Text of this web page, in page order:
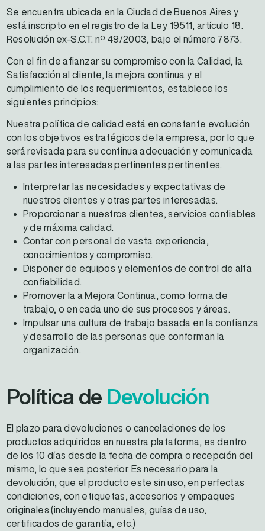
Se encuentra ubicada en la Ciudad de Buenos Aires y
está inscripto en el registro de la Ley 19511, artículo 18.
Resolución ex-S.C.T. nº 49/2003, bajo el número 7873.
Con el fin de afianzar su compromiso con la Calidad, la
Satisfacción al cliente, la mejora continua y el
cumplimiento de los requerimientos, establece los
siguientes principios:
Nuestra política de calidad está en constante evolución
con los objetivos estratégicos de la empresa, por lo que
será revisada para su continua adecuación y comunicada
a las partes interesadas pertinentes pertinentes.
Interpretar las necesidades y expectativas de
nuestros clientes y otras partes interesadas.
Proporcionar a nuestros clientes, servicios confiables
y de máxima calidad.
Contar con personal de vasta experiencia,
conocimientos y compromiso.
Disponer de equipos y elementos de control de alta
confiabilidad.
Promover la a Mejora Continua, como forma de
trabajo, o en cada uno de sus procesos y áreas.
Impulsar una cultura de trabajo basada en la confianza
y desarrollo de las personas que conforman la
organización.
Política de Devolución
El plazo para devoluciones o cancelaciones de los
productos adquiridos en nuestra plataforma, es dentro
de los 10 días desde la fecha de compra o recepción del
mismo, lo que sea posterior. Es necesario para la
devolución, que el producto este sin uso, en perfectas
condiciones, con etiquetas, accesorios y empaques
originales (incluyendo manuales, guías de uso,
certificados de garantía, etc.)